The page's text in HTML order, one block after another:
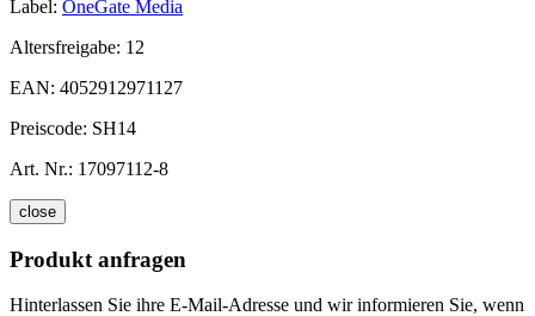
Label: OneGate Media
Altersfreigabe: 12
EAN: 4052912971127
Preiscode: SH14
Art. Nr.: 17097112-8
close
Produkt anfragen
Hinterlassen Sie ihre E-Mail-Adresse und wir informieren Sie, wenn